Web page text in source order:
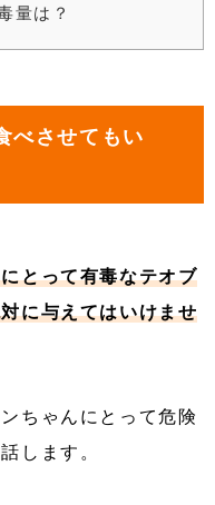
量は？
べさせてもい
とって有毒なテオブ
に与えてはいけませ
ちゃんにとって危険
します。